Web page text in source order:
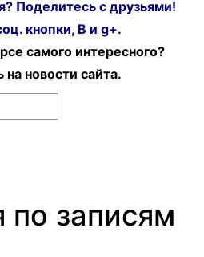
Поделитесь с друзьями!
кнопки, В и g+.
самого интересного?
новости сайта.
по записям